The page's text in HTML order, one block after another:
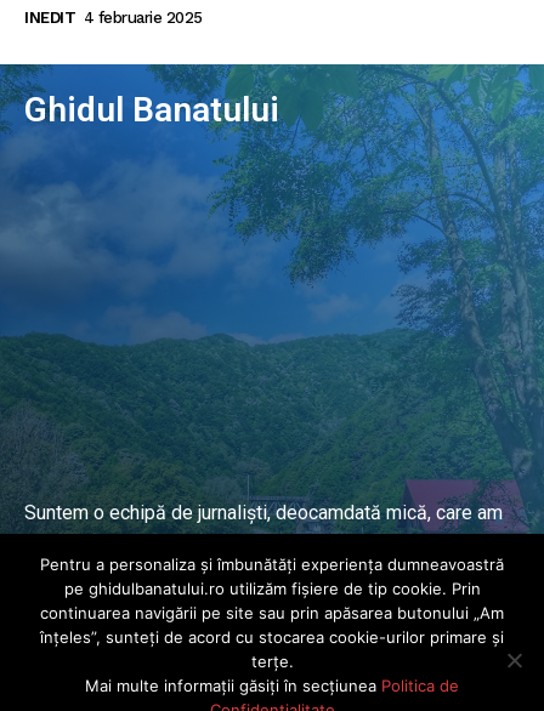
INEDIT 4 februarie 2025
Ghidul Banatului
Suntem o echipă de jurnaliști, deocamdată mică, care am
ani.
© Ghidul Banatului 2025. Toate drepturile rezervate · Dezvoltat de
Pentru a personaliza și îmbunătăți experiența dumneavoastră
pe ghidulbanatului.ro utilizăm fișiere de tip cookie. Prin
continuarea navigării pe site sau prin apăsarea butonului „Am
înțeles”, sunteți de acord cu stocarea cookie-urilor primare și
terțe.
Mai multe informații găsiți în secțiunea Politica de